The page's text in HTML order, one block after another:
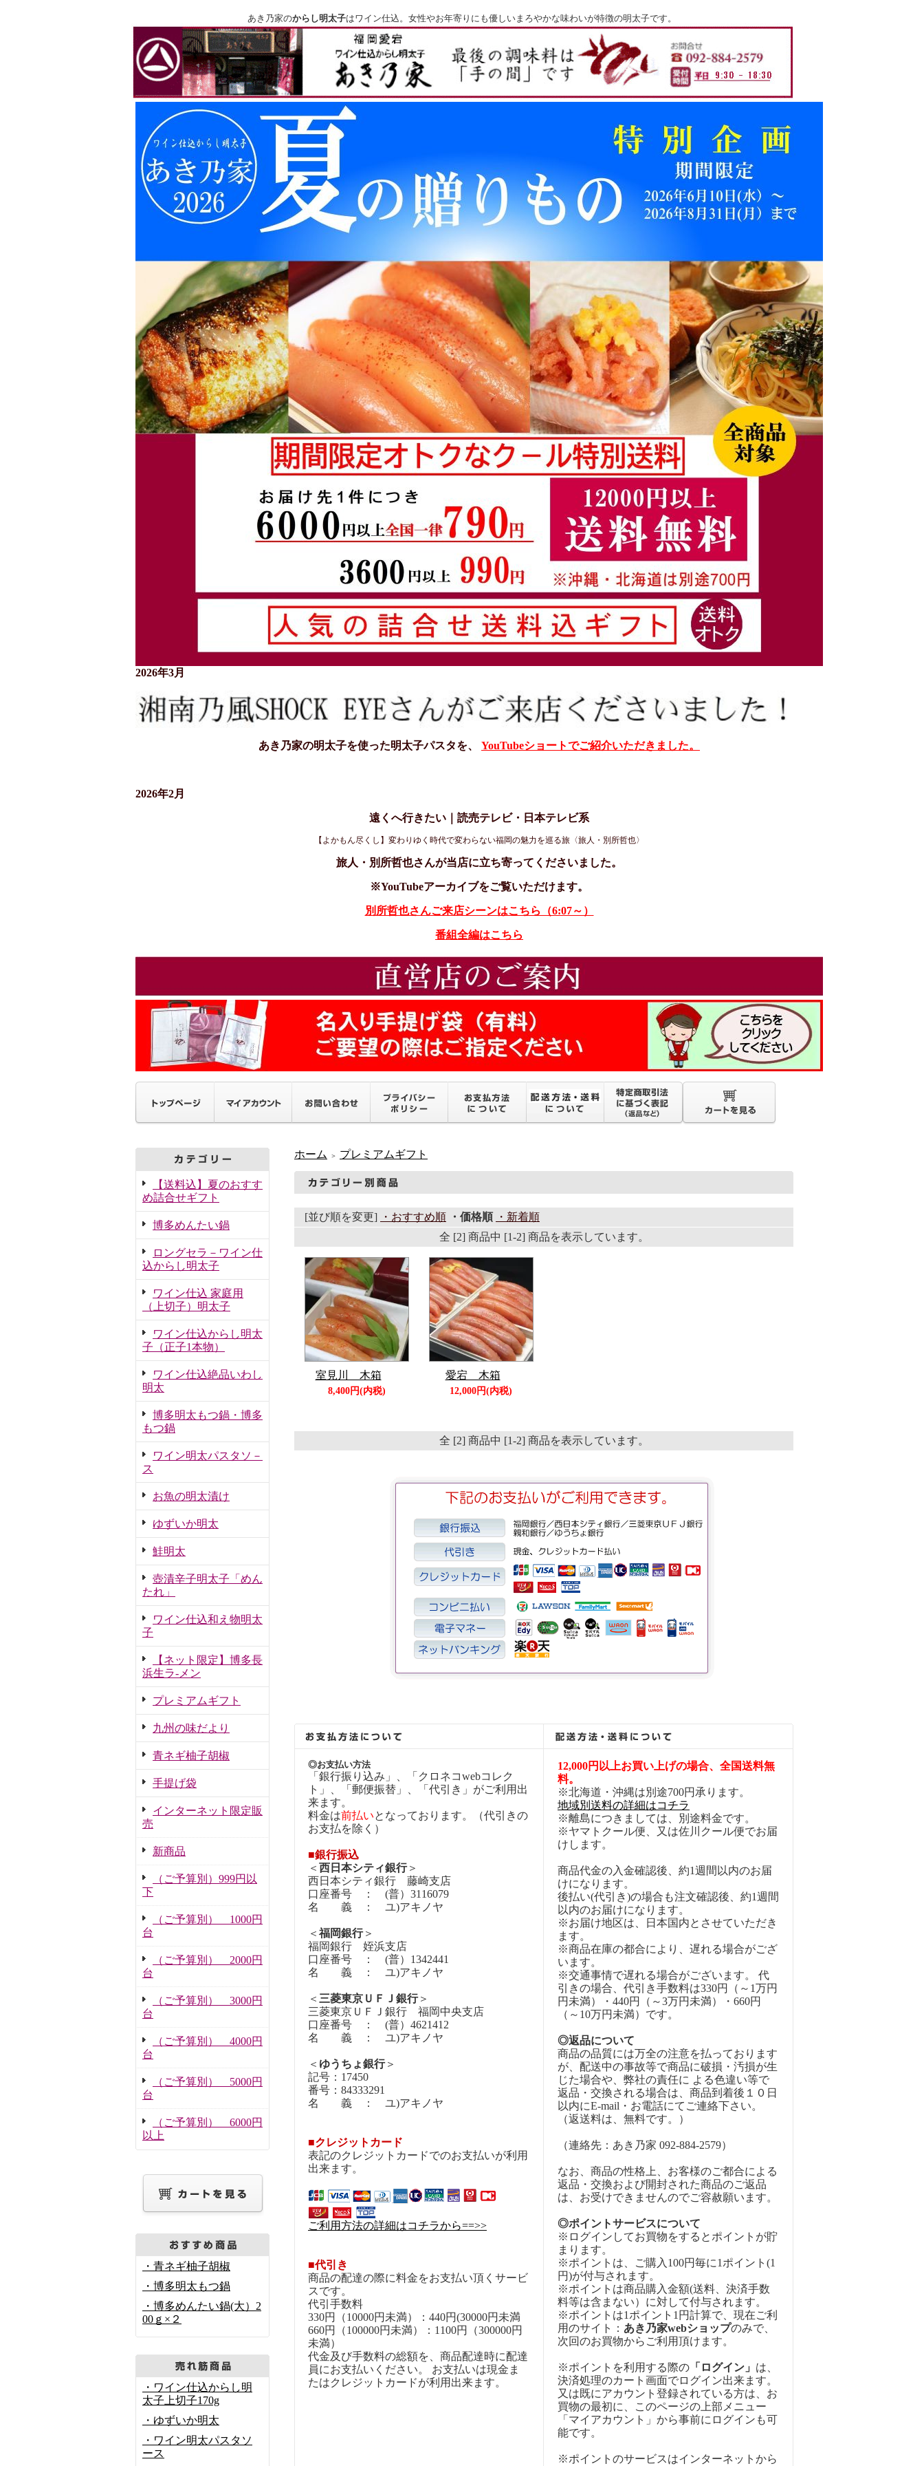
あき乃家のからし明太子はワイン仕込。女性やお年寄りにも優しいまろやかな味わいが特徴の明太子です。
2026年3月
あき乃家の明太子を使った明太子パスタを、 YouTubeショートでご紹介いただきました。
2026年2月
遠くへ行きたい｜読売テレビ・日本テレビ系
【よかもん尽くし】変わりゆく時代で変わらない福岡の魅力を巡る旅〈旅人・別所哲也〉
旅人・別所哲也さんが当店に立ち寄ってくださいました。
※YouTubeアーカイブをご覧いただけます。
別所哲也さんご来店シーンはこちら（6:07～）
番組全編はこちら
【送料込】夏のおすす
め詰合せギフト
博多めんたい鍋
ロングセラ－ワイン仕
込からし明太子
ワイン仕込 家庭用
（上切子）明太子
ワイン仕込からし明太
子（正子1本物）
ワイン仕込絶品いわし
明太
博多明太もつ鍋・博多
もつ鍋
ワイン明太パスタソ－
ス
お魚の明太漬け
ゆずいか明太
鮭明太
壺漬辛子明太子「めん
たれ」
ワイン仕込和え物明太
子
【ネット限定】博多長
浜生ラ-メン
プレミアムギフト
九州の味だより
青ネギ柚子胡椒
手提げ袋
インターネット限定販
売
新商品
（ご予算別）999円以
下
（ご予算別） 1000円
台
（ご予算別） 2000円
台
（ご予算別） 3000円
台
（ご予算別） 4000円
台
（ご予算別） 5000円
台
（ご予算別） 6000円
以上
・青ネギ柚子胡椒
・博多明太もつ鍋
・博多めんたい鍋(大）2
00ｇ×２
・ワイン仕込からし明
太子上切子170g
・ゆずいか明太
・ワイン明太パスタソ
ース
ホーム ＞ プレミアムギフト
[並び順を変更] ・おすすめ順 ・価格順
・新着順
全 [2] 商品中 [1-2] 商品を表示しています。
室見川 木箱
8,400円(内税)
愛宕 木箱
12,000円(内税)
全 [2] 商品中 [1-2] 商品を表示しています。
◎お支払い方法
「銀行振り込み」、「クロネコwebコレク
ト」、「郵便振替」、「代引き」がご利用出
来ます。
料金は前払いとなっております。（代引きの
お支払を除く）
■銀行振込
＜ 西日本シティ銀行＞
西日本シティ銀行 藤崎支店
口座番号 ： (普）3116079
名 義 ： ユ)アキノヤ
＜ 福岡銀行＞
福岡銀行 姪浜支店
口座番号 ： (普）1342441
名 義 ： ユ)アキノヤ
＜ 三菱東京ＵＦＪ銀行＞
三菱東京ＵＦＪ銀行 福岡中央支店
口座番号 ： (普）4621412
名 義 ： ユ)アキノヤ
＜ ゆうちょ銀行＞
記号：17450
番号：84333291
名 義 ： ユ)アキノヤ
■クレジットカード
表記のクレジットカードでのお支払いが利用
出来ます。
ご利用方法の詳細はコチラから==>>
■代引き
商品の配達の際に料金をお支払い頂くサービ
スです。
代引手数料
330円（10000円未満）：440円(30000円未満
660円（100000円未満）：1100円（300000円
未満）
代金及び手数料の総額を、商品配達時に配達
員にお支払いください。 お支払いは現金ま
たはクレジットカードが利用出来ます。
12,000円以上お買い上げの場合、全国送料無
料。
※北海道・沖縄は別途700円承ります。
地域別送料の詳細はコチラ
※離島につきましては、別途料金です。
※ヤマトクール便、又は佐川クール便でお届
けします。
商品代金の入金確認後、約1週間以内のお届
けになります。
後払い(代引き)の場合も注文確認後、約1週間
以内のお届けになります。
※お届け地区は、日本国内とさせていただき
ます。
※商品在庫の都合により、遅れる場合がござ
います。
※交通事情で遅れる場合がございます。 代
引きの場合、代引き手数料は330円（～1万円
円未満）・440円（～3万円未満）・660円
（～10万円未満）です。
◎返品について
商品の品質には万全の注意を払っております
が、配送中の事故等で商品に破損・汚損が生
じた場合や、弊社の責任に よる色違い等で
返品・交換される場合は、商品到着後１０日
以内にE-mail・お電話にてご連絡下さい。
（返送料は、無料です。）
（連絡先：あき乃家 092-884-2579）
なお、商品の性格上、お客様のご都合による
返品・交換および開封された商品のご返品
は、お受けできませんのでご容赦願います。
◎ポイントサービスについて
※ログインしてお買物をするとポイントが貯
まります。
※ポイントは、ご購入100円毎に1ポイント(1
円)が付与されます。
※ポイントは商品購入金額(送料、決済手数
料等は含まない）に対して付与されます。
※ポイントは1ポイント1円計算で、現在ご利
用のサイト： あき乃家webショップのみで、
次回のお買物からご利用頂けます。
※ポイントを利用する際の 「ログイン」 は、
決済処理のカート画面でログイン出来ます。
又は既にアカウント登録されている方は、お
買物の最初に、このページの上部メニュー
「マイアカウント」から事前にログインも可
能です。
※ポイントのサービスはインターネットから